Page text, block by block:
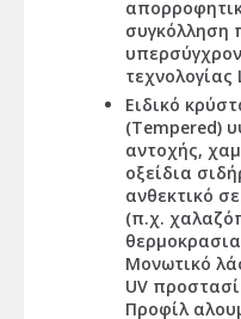
συγκόλληση
τεχνολογίας
Ειδικό
(Tempered)
αντοχής,
οξείδια
ανθεκτικό
(π.χ.
Μονωτικό
UV
Προφίλ